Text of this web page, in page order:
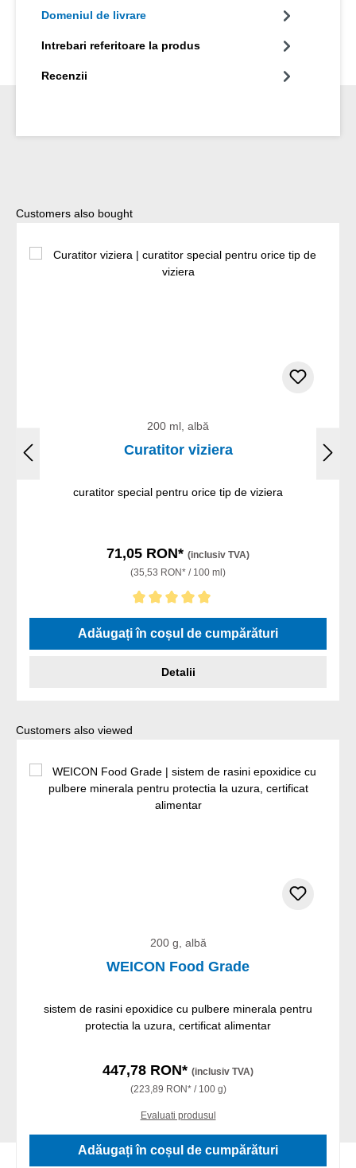
Domeniul de livrare
Intrebari referitoare la produs
Recenzii
Sari peste galeria de produse
Customers also bought
200 ml, albă
Curatitor viziera
curatitor special pentru orice tip de viziera
71,05 RON* (inclusiv TVA)
(35,53 RON* / 100 ml)
Evaluarea medie de 5 din 5 stele
Adăugați în coșul de cumpărături
Detalii
Sari peste galeria de produse
Customers also viewed
200 g, albă
WEICON Food Grade
sistem de rasini epoxidice cu pulbere minerala pentru
protectia la uzura, certificat alimentar
447,78 RON* (inclusiv TVA)
(223,89 RON* / 100 g)
Evaluati produsul
Adăugați în coșul de cumpărături